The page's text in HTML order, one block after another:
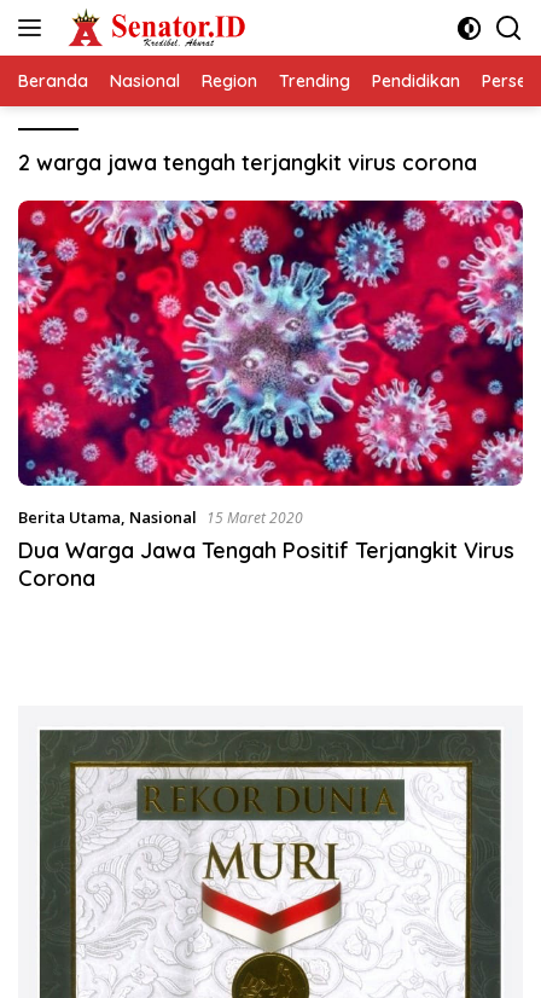
Beranda Nasional Region Trending Pendidikan
2 warga jawa tengah terjangkit virus corona
Berita Utama, Nasional 15 Maret 2020
Dua Warga Jawa Tengah Positif Terjangkit Virus
Corona